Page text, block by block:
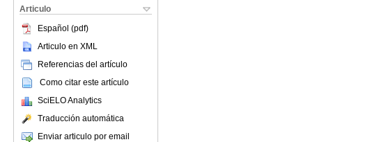
Articulo
Español (pdf)
Articulo en XML
Referencias del artículo
Como citar este artículo
SciELO Analytics
Traducción automática
Enviar articulo por email